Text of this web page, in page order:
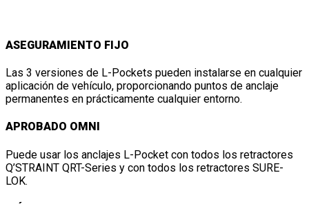
ASEGURAMIENTO FIJO
Las 3 versiones de L-Pockets pueden instalarse en cualquier
aplicación de vehículo, proporcionando puntos de anclaje
permanentes en prácticamente cualquier entorno.
APROBADO OMNI
Puede usar los anclajes L-Pocket con todos los retractores
Q’STRAINT QRT-Series y con todos los retractores SURE-
LOK.